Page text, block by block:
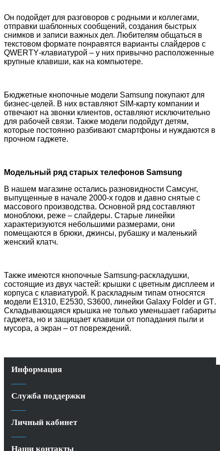
Он подойдет для разговоров с родными и коллегами,
отправки шаблонных сообщений, создания быстрых
снимков и записи важных дел. Любителям общаться в
текстовом формате понравятся варианты слайдеров с
QWERTY-клавиатурой – у них привычно расположенные
крупные клавиши, как на компьютере.
Бюджетные кнопочные модели Samsung покупают для
бизнес-целей. В них вставляют SIM-карту компании и
отвечают на звонки клиентов, оставляют исключительно
для рабочей связи. Также модели подойдут детям,
которые постоянно разбивают смартфоны и нуждаются в
прочном гаджете.
Модельный ряд старых телефонов Samsung
В нашем магазине остались разновидности Самсунг,
выпущенные в начале 2000-х годов и давно снятые с
массового производства. Основной ряд составляют
моноблоки, реже – слайдеры. Старые линейки
характеризуются небольшими размерами, они
помещаются в брюки, джинсы, рубашку и маленький
женский клатч.
Также имеются кнопочные Samsung-раскладушки,
состоящие из двух частей: крышки с цветным дисплеем и
корпуса с клавиатурой. К раскладным типам относятся
модели E1310, E2530, S3600, линейки Galaxy Folder и GT.
Складывающаяся крышка не только уменьшает габариты
гаджета, но и защищает клавиши от попадания пыли и
мусора, а экран – от повреждений.
Информация
Служба поддержки
Личный кабинет
Наши контакты